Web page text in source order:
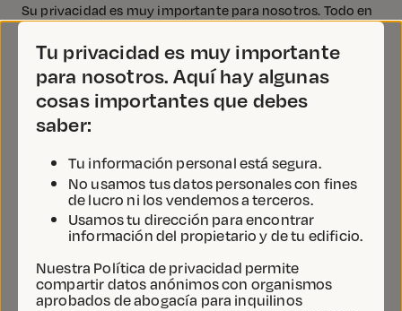
Su privacidad es muy importante para nosotros. Todo en
JustFix es seguro.Haga clic aquí para obtener más
ATRÁS CONTINUAR
Tu privacidad es muy importante
para nosotros. Aquí hay algunas
cosas importantes que debes
saber:
Tu información personal está segura.
No usamos tus datos personales con fines
de lucro ni los vendemos a terceros.
Usamos tu dirección para encontrar
información del propietario y de tu edificio.
Nuestra Política de privacidad permite
compartir datos anónimos con organismos
aprobados de abogacía para inquilinos